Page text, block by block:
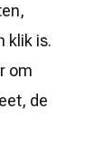
klik is.
om
de